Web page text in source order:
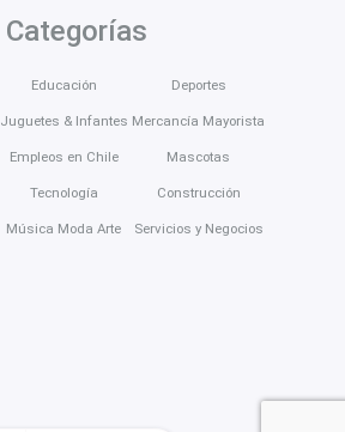
Categorías
Educación
Juguetes & Infantes
Empleos en Chile
Tecnología
Música Moda Arte
Deportes
Mercancía Mayorista
Mascotas
Construcción
Servicios y Negocios